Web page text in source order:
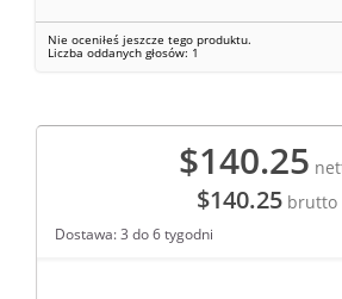
Nie oceniłeś jeszcze tego produktu.
Liczba oddanych głosów: 1
$140.25
$140.25 brutto
Dostawa: 3 do 6 tygodni